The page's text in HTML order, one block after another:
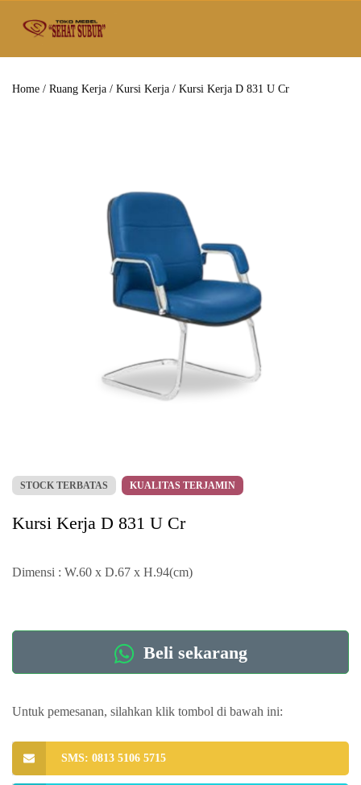
Home / Ruang Kerja / Kursi Kerja / Kursi Kerja D 831 U Cr
STOCK TERBATAS KUALITAS TERJAMIN
Kursi Kerja D 831 U Cr
Dimensi : W.60 x D.67 x H.94(cm)
Beli sekarang
Untuk pemesanan, silahkan klik tombol di bawah ini:
SMS: 0813 5106 5715